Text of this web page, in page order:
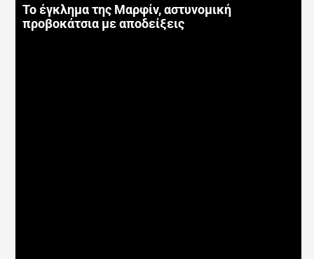
Το έγκλημα της Μαρφίν, αστυνομική
προβοκάτσια με αποδείξεις